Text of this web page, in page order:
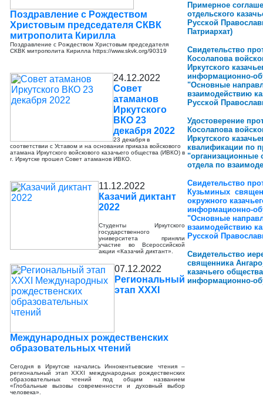
Поздравление с Рождеством
Христовым председателя СКВК
митрополита Кирилла
Поздравление с Рождеством Христовым председателя
СКВК митрополита Кирилла https://www.skvk.org/90319
24.12.2022
Совет
атаманов
Иркутского
ВКО 23
декабря 2022
23 декабря в
соответствии с Уставом и на основании приказа войскового
атамана Иркутского войскового казачьего общества (ИВКО) в
г. Иркутске прошел Совет атаманов ИВКО.
11.12.2022
Казачий диктант
2022
Студенты Иркутского
государственного
университета приняли
участие во Всероссийской
акции «Казачий диктант».
07.12.2022
Региональный
этап XXXI
Международных рождественских
образовательных чтений
Сегодня в Иркутске начались Иннокентьевские чтения –
региональный этап XXXI международных рождественских
образовательных чтений под общим названием
«Глобальные вызовы современности и духовный выбор
человека».
Примерное
отдельского
Русской
Патриархат)
Свидетельство
Косолапова
Иркутского
информационно-
"Основные
взаимодействию
Русской
Удостоверение
Косолапова
Иркутского
квалификации по
"организационные
отдела по
Свидетельство
Кузьминых
окружного
информационно-
"Основные
взаимодействию
Русской
Свидетельство
священника
казачьего
информационно-